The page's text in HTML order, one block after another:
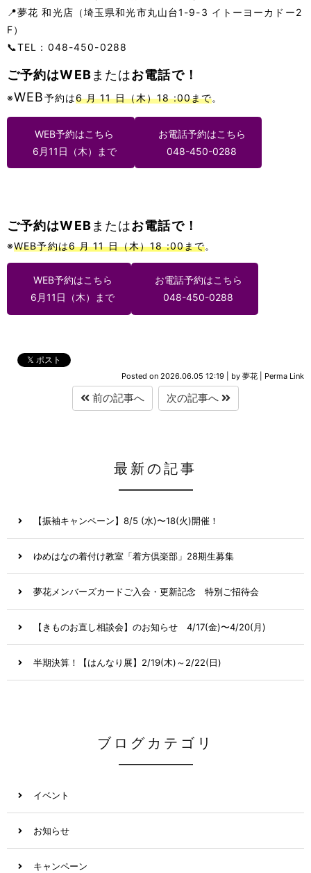
📍夢花 和光店（埼玉県和光市丸山台1-9-3 イトーヨーカドー2
F）
📞TEL：048-450-0288
ご予約はWEB またはお電話で！
※WEB予約は6 月 11 日（木）18 :00まで。
WEB予約はこちら
6月11日（木）まで
お電話予約はこちら
048-450-0288
ご予約はWEB またはお電話で！
※WEB予約は6 月 11 日（木）18 :00まで。
WEB予約はこちら
6月11日（木）まで
お電話予約はこちら
048-450-0288
𝕏 ポスト
Posted on 2026.06.05 12:19 by 夢花 Perma Link
前の記事へ 次の記事へ
最新の記事
【振袖キャンペーン】8/5 (水)〜18(火)開催！
ゆめはなの着付け教室「着方倶楽部」28期生募集
夢花メンバーズカードご入会・更新記念 特別ご招待会
【きものお直し相談会】のお知らせ 4/17(金)〜4/20(月)
半期決算！【はんなり展】2/19(木)～2/22(日)
ブログカテゴリ
イベント
お知らせ
キャンペーン